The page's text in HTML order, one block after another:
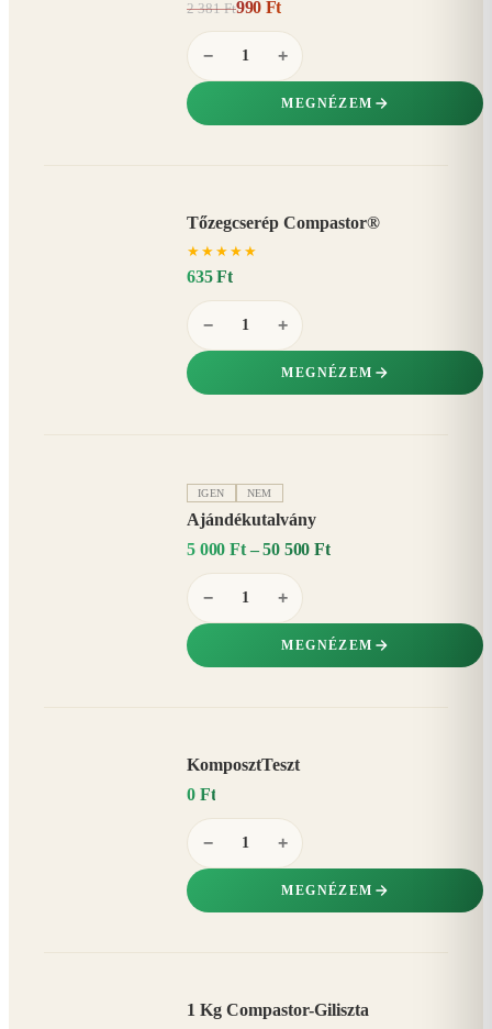
2 381 Ft990 Ft
− +
MEGNÉZEM
Tőzegcserép Compastor®
★ ★ ★ ★ ★
635 Ft
− +
MEGNÉZEM
IGEN NEM
Ajándékutalvány
5 000 Ft – 50 500 Ft
− +
MEGNÉZEM
KomposztTeszt
0 Ft
− +
MEGNÉZEM
1 Kg Compastor-Giliszta